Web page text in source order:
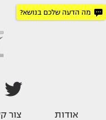
מה הדעה שלכם בנושא?
אודות צור